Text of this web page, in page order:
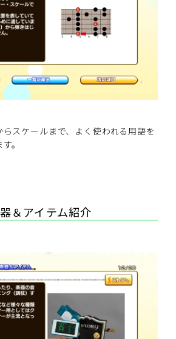
スケールまで、よく使われる用語を
。
＆アイテム紹介